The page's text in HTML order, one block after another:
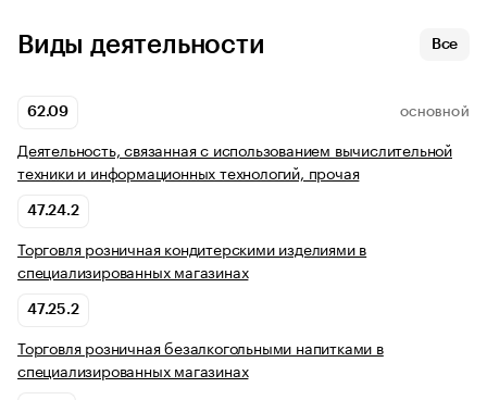
Виды деятельности Все
62.09 ОСНОВНОЙ
Деятельность, связанная с использованием вычислительной
техники и информационных технологий, прочая
47.24.2
Торговля розничная кондитерскими изделиями в
специализированных магазинах
47.25.2
Торговля розничная безалкогольными напитками в
специализированных магазинах